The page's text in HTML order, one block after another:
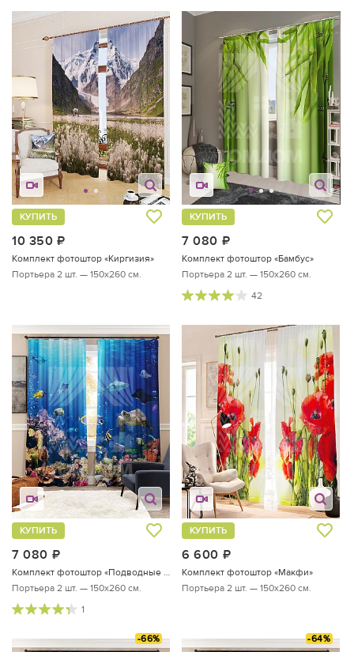
10 350
КУПИТЬ
Комплект фотоштор «Киргизия»
Портьера 2 шт. — 150х260 см.
7 080
КУПИТЬ
Комплект фотоштор «Бамбус»
Портьера 2 шт. — 150х260 см.
42
7 080
КУПИТЬ
Комплект фотоштор «Подводные обитатели»
Портьера 2 шт. — 150х260 см.
1
6 600
КУПИТЬ
Комплект фотоштор «Макфи»
Портьера 2 шт. — 150х260 см.
-66% -64%